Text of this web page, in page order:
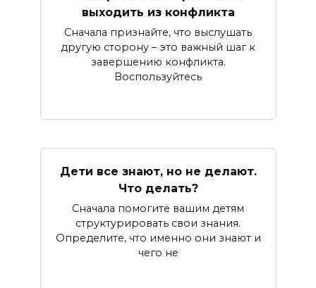
выходить из конфликта
Сначала признайте, что выслушать
другую сторону – это важный шаг к
завершению конфликта.
Воспользуйтесь
Дети все знают, но не делают.
Что делать?
Сначала помогите вашим детям
структурировать свои знания.
Определите, что именно они знают и
чего не